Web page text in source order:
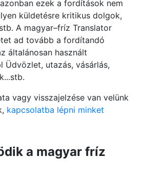
ezek a fordítások nem
küldetésre kritikus dolgok,
A magyar–fríz Translator
ad tovább a fordítandó
általánosan használt
Üdvözlet, utazás, vásárlás,
vagy visszajelzése van velünk
kapcsolatba lépni minket
a magyar fríz